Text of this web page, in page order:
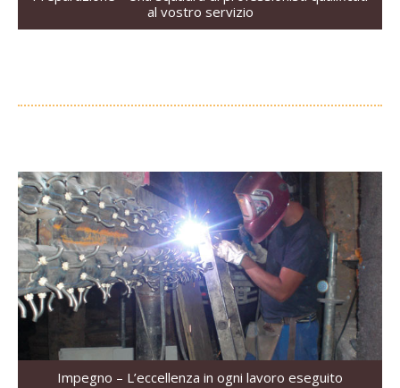
al vostro servizio
Impegno – L’eccellenza in ogni lavoro eseguito